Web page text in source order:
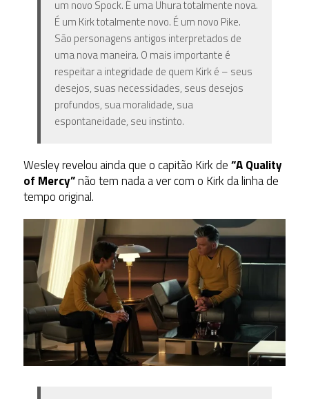
um novo Spock. É uma Uhura totalmente nova.
É um Kirk totalmente novo. É um novo Pike.
São personagens antigos interpretados de
uma nova maneira. O mais importante é
respeitar a integridade de quem Kirk é – seus
desejos, suas necessidades, seus desejos
profundos, sua moralidade, sua
espontaneidade, seu instinto.
Wesley revelou ainda que o capitão Kirk de“A Quality
of Mercy”não tem nada a ver com o Kirk da linha de
tempo original.